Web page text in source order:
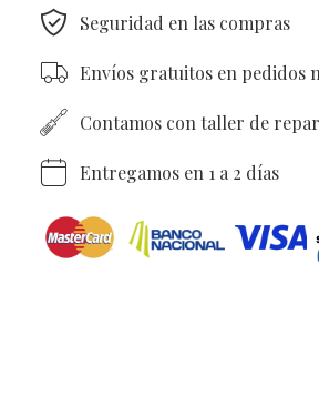
Seguridad en las compras
Envíos gratuitos en pedidos
Contamos con taller de
Entregamos en 1 a 2 días